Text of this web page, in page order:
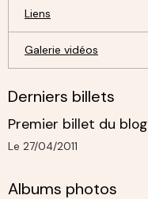
Liens
Galerie vidéos
Derniers billets
Premier billet du blog
Le 27/04/2011
Albums photos